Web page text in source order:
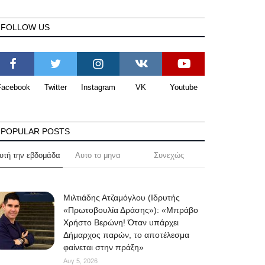
FOLLOW US
Twitter Instagram VK Youtube
POPULAR POSTS
την εβδομάδα Αυτο το μηνα Συνεχώς
Μιλτιάδης Ατζαμόγλου (Ιδρυτής
«Πρωτοβουλία Δράσης»): «Μπράβο
Χρήστο Βερώνη! Όταν υπάρχει
Δήμαρχος παρών, το αποτέλεσμα
φαίνεται στην πράξη»
Αυγ 5, 2026